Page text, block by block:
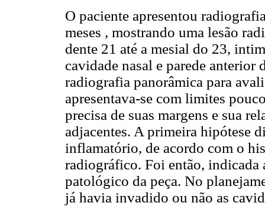
O paciente apresentou
meses , mostrando uma lesão
dente 21 até a mesial do 23,
cavidade nasal e parede
radiografia panorâmica para
apresentava-se com limites
precisa de suas margens e sua
adjacentes. A primeira hipótese
inflamatório, de acordo com o
radiográfico. Foi então, indicada
patológico da peça. No
já havia invadido ou não as